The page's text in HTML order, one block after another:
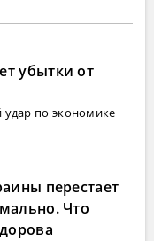
убытки от
по экономике
перестает
Что